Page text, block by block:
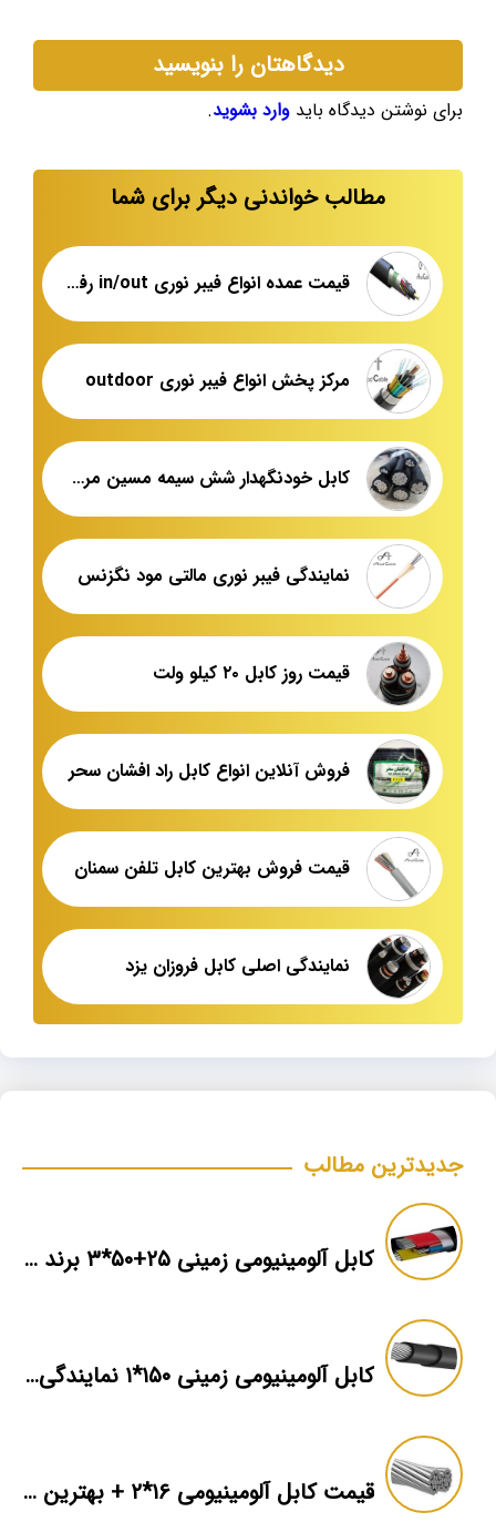
دیدگاهتان را بنویسید
برای نوشتن دیدگاه باید وارد بشوید.
مطالب خواندنی دیگر برای شما
قیمت عمده انواع فیبر نوری in/out رفسنجان
مرکز پخش انواع فیبر نوری outdoor
کابل خودنگهدار شش سیمه مسین مرکز پخش
نمایندگی فیبر نوری مالتی مود نگزنس
قیمت روز کابل ۲۰ کیلو ولت
فروش آنلاین انواع کابل راد افشان سحر
قیمت فروش بهترین کابل تلفن سمنان
نمایندگی اصلی کابل فروزان یزد
جدیدترین مطالب
کابل آلومینیومی زمینی ۲۵+۵۰*۳ برند ماهان
کابل آلومینیومی زمینی ۱۵۰*۱ نمایندگی فروش
قیمت کابل آلومینیومی ۱۶*۲ + بهترین برند بازار + اطلاعات فنی